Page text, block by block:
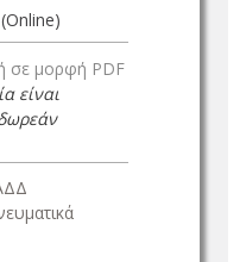
σε μορφή PDF
είναι